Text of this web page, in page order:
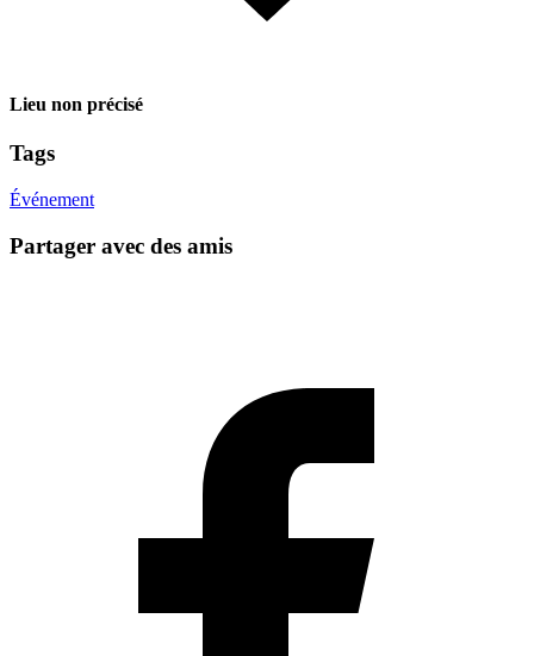
Lieu non précisé
Tags
Événement
Partager avec des amis